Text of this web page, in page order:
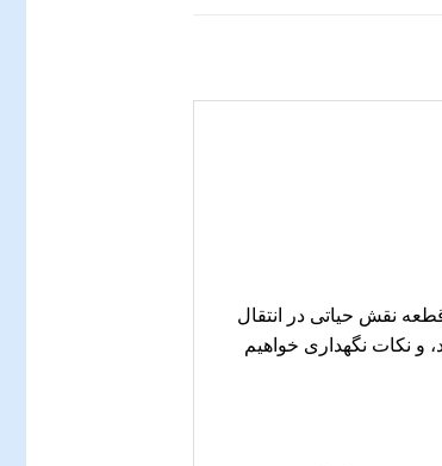
نقش حیاتی در انتقال
و نکات نگهداری خواهیم